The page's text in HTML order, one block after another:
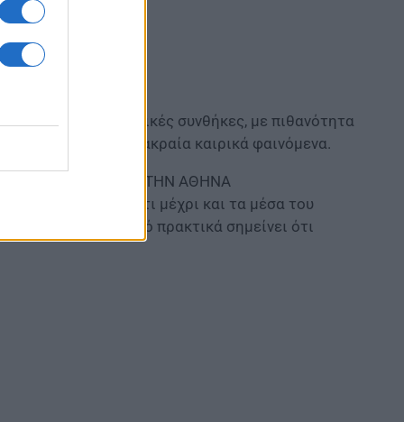
με ήπιες καιρικές συνθήκες, με πιθανότητα
εισβολές ή ακραία καιρικά φαινόμενα.
ΘΕΡΜΟΚΡΑΣΙΑΣ ΣΤΗΝ ΑΘΗΝΑ
διακρίνουμε ότι μέχρι και τα μέσα του
όπου αυτό πρακτικά σημείνει ότι